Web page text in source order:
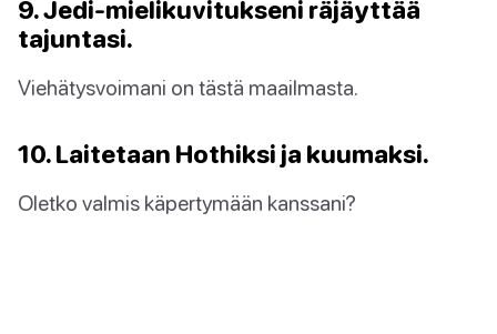
9. Jedi-mielikuvitukseni räjäyttää
tajuntasi.
Viehätysvoimani on tästä maailmasta.
10. Laitetaan Hothiksi ja kuumaksi.
Oletko valmis käpertymään kanssani?